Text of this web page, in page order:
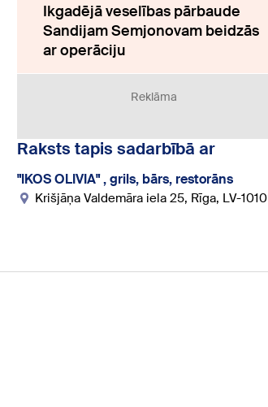
Ikgadējā veselības pārbaude
Sandijam Semjonovam beidzās
ar operāciju
Reklāma
Raksts tapis sadarbībā ar
"IKOS OLIVIA" , grils, bārs, restorāns
Krišjāņa Valdemāra iela 25, Rīga, LV-1010